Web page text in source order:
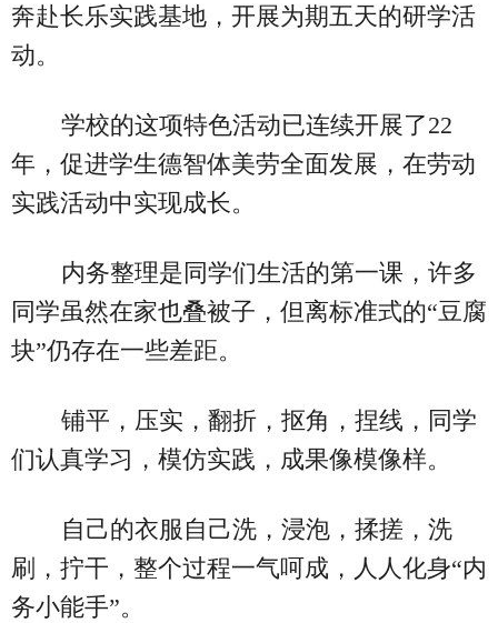
奔赴长乐实践基地，开展为期五天的研学活
动。
学校的这项特色活动已连续开展了22
年，促进学生德智体美劳全面发展，在劳动
实践活动中实现成长。
内务整理是同学们生活的第一课，许多
同学虽然在家也叠被子，但离标准式的“豆腐
块”仍存在一些差距。
铺平，压实，翻折，抠角，捏线，同学
们认真学习，模仿实践，成果像模像样。
自己的衣服自己洗，浸泡，揉搓，洗
刷，拧干，整个过程一气呵成，人人化身“内
务小能手”。